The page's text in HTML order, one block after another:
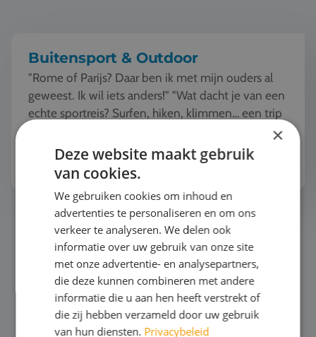
Buitensport & Outdoor
"Rome of Parijs? Daar ben ik met mijn ouders al
geweest. Ik wil iets anders!" "Wat dacht je van een
echte sportreis? Surfen, hiken, klimmen… een trip
Bekijk het thema
×
Deze website maakt gebruik
van cookies.
We gebruiken cookies om inhoud en
advertenties te personaliseren en om ons
verkeer te analyseren. We delen ook
informatie over uw gebruik van onze site
met onze advertentie- en analysepartners,
die deze kunnen combineren met andere
informatie die u aan hen heeft verstrekt of
die zij hebben verzameld door uw gebruik
van hun diensten. Privacybeleid